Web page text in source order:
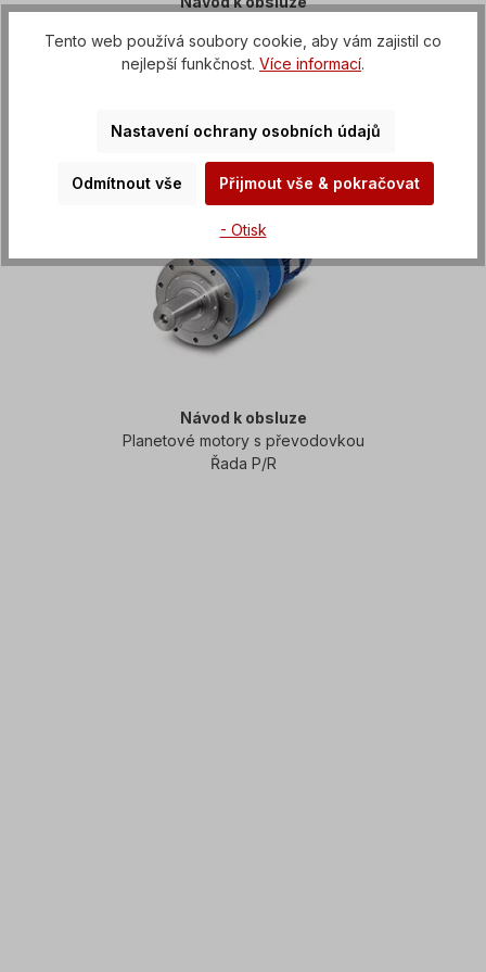
Řada D
Návod k obsluze
Planetové motory s převodovkou
Řada P/R
Tento web používá soubory cookie, aby vám zajistil co
nejlepší funkčnost. Více informací.
Nastavení ochrany osobních údajů
Odmítnout vše Přijmout vše & pokračovat
- Otisk